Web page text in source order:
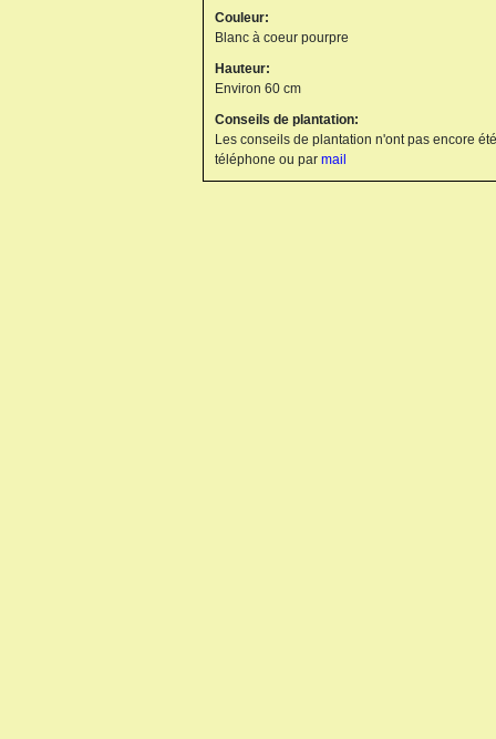
Couleur:
Blanc à coeur pourpre
Hauteur:
Environ 60 cm
Conseils de plantation:
Les conseils de plantation n'ont pas encore
téléphone ou par mail